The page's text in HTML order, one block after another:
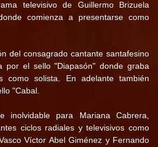
televisivo de Guillermo Brizuela
comienza a presentarse como
del consagrado cantante santafesino
por el sello "Diapasón" donde graba
como solista. En adelante también
"Cabal.
para Mariana Cabrera,
ciclos radiales y televisivos como
Víctor Abel Giménez y Fernando